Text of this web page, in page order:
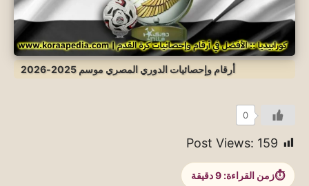
أرقام وإحصائيات الدوري المصري موسم 2025-2026
0
Post Views: 159
زمن القراءة: 9دقيقة